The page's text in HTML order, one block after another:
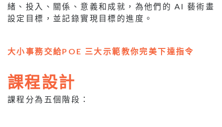
緒、投入、關係、意義和成就，為他們的 AI 藝術畫
設定目標，並記錄實現目標的進度。
大小事務交給POE 三大示範教你完美下達指令
課程設計
課程分為五個階段：